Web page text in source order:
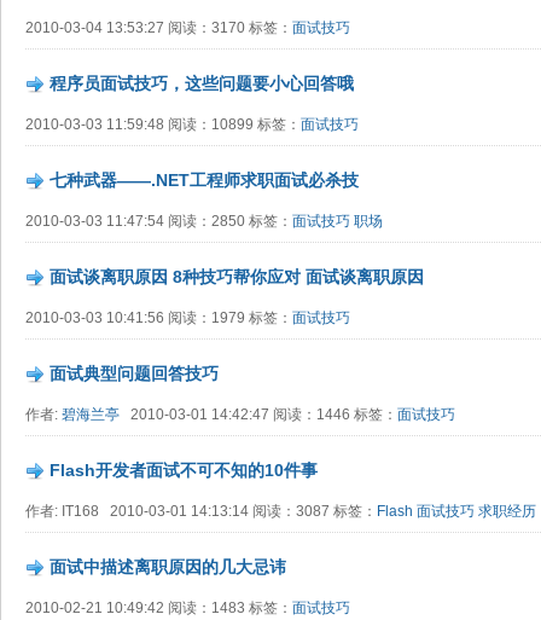
2010-03-04 13:53:27 阅读：3170 标签： 面试技巧
程序员面试技巧，这些问题要小心回答哦
2010-03-03 11:59:48 阅读：10899 标签： 面试技巧
七种武器——.NET工程师求职面试必杀技
2010-03-03 11:47:54 阅读：2850 标签： 面试技巧 职场
面试谈离职原因 8种技巧帮你应对 面试谈离职原因
2010-03-03 10:41:56 阅读：1979 标签： 面试技巧
面试典型问题回答技巧
作者: 碧海兰亭 2010-03-01 14:42:47 阅读：1446 标签： 面试技巧
Flash开发者面试不可不知的10件事
作者: IT168 2010-03-01 14:13:14 阅读：3087 标签： Flash 面试技巧 求职经历
面试中描述离职原因的几大忌讳
2010-02-21 10:49:42 阅读：1483 标签： 面试技巧